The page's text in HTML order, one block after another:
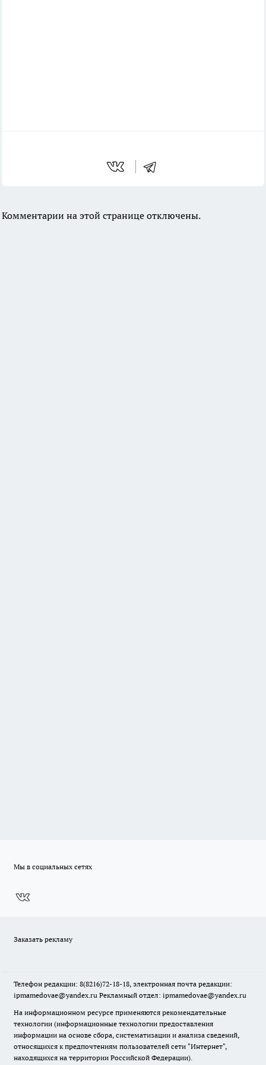
Комментарии на этой странице отключены.
Мы в социальных сетях
Заказать рекламу
Телефон редакции: 8(8216)72-18-18, электронная почта редакции:
ipmamedovae@yandex.ru Рекламный отдел: ipmamedovae@yandex.ru
На информационном ресурсе применяются рекомендательные
технологии (информационные технологии предоставления
информации на основе сбора, систематизации и анализа сведений,
относящихся к предпочтениям пользователей сети "Интернет",
находящихся на территории Российской Федерации).